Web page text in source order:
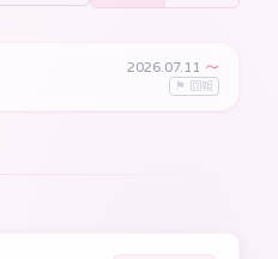
2026.07.11 〜
⚑ 回報